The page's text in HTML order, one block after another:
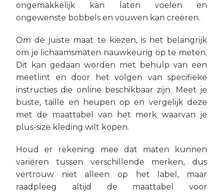
ongemakkelijk kan laten voelen en
ongewenste bobbels en vouwen kan creëren.
Om de juiste maat te kiezen, is het belangrijk
om je lichaamsmaten nauwkeurig op te meten.
Dit kan gedaan worden met behulp van een
meetlint en door het volgen van specifieke
instructies die online beschikbaar zijn. Meet je
buste, taille en heupen op en vergelijk deze
met de maattabel van het merk waarvan je
plus-size kleding wilt kopen.
Houd er rekening mee dat maten kunnen
variëren tussen verschillende merken, dus
vertrouw niet alleen op het label, maar
raadpleeg altijd de maattabel voor